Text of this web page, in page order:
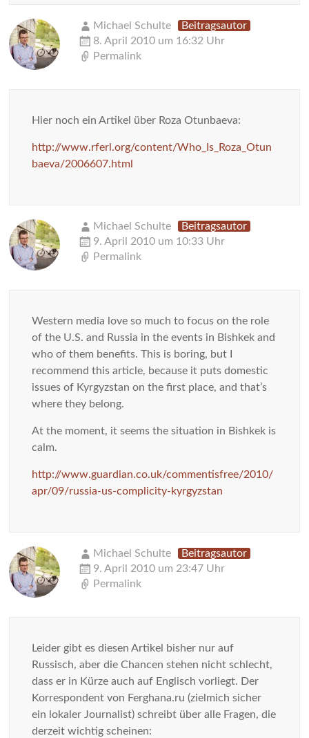
Michael Schulte
Beitragsautor
8. April 2010 um 16:32 Uhr
Permalink
Hier noch ein Artikel über Roza Otunbaeva:
http://www.rferl.org/content/Who_Is_Roza_Otun
baeva/2006607.html
Michael Schulte
Beitragsautor
9. April 2010 um 10:33 Uhr
Permalink
Western media love so much to focus on the role
of the U.S. and Russia in the events in Bishkek and
who of them benefits. This is boring, but I
recommend this article, because it puts domestic
issues of Kyrgyzstan on the first place, and that’s
where they belong.
At the moment, it seems the situation in Bishkek is
calm.
http://www.guardian.co.uk/commentisfree/2010/
apr/09/russia-us-complicity-kyrgyzstan
Michael Schulte
Beitragsautor
9. April 2010 um 23:47 Uhr
Permalink
Leider gibt es diesen Artikel bisher nur auf
Russisch, aber die Chancen stehen nicht schlecht,
dass er in Kürze auch auf Englisch vorliegt. Der
Korrespondent von Ferghana.ru (zielmich sicher
ein lokaler Journalist) schreibt über alle Fragen, die
derzeit wichtig scheinen: